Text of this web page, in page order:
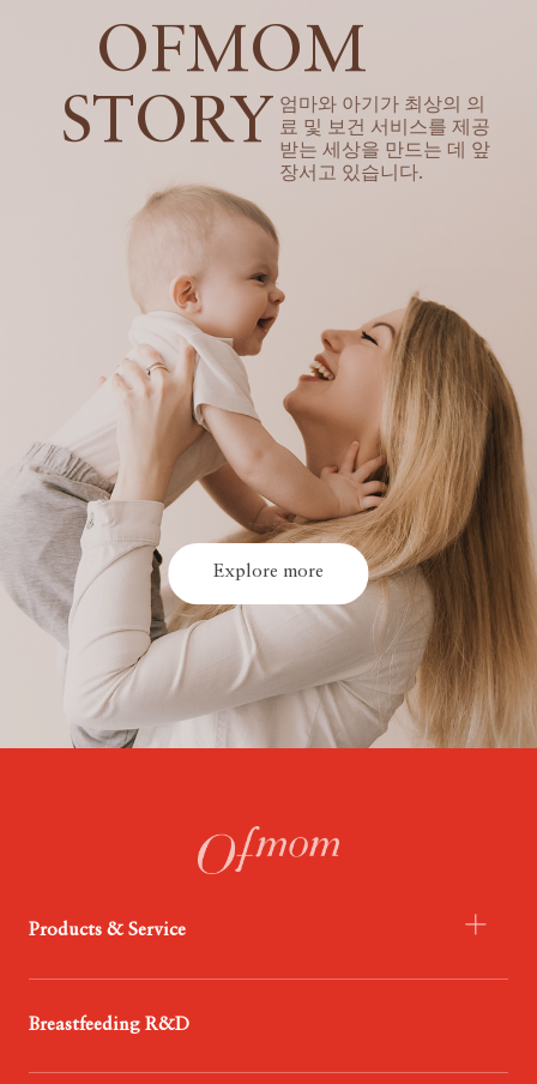
OFMOM
STORY
엄마와 아기가 최상의 의
료 및 보건 서비스를 제공
받는 세상을 만드는 데 앞
장서고 있습니다.
Explore more
Products & Service
- Probiotics
Breastfeeding R&D